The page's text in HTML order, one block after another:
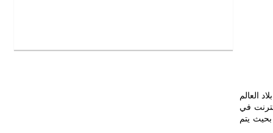
العالم
في
يتم